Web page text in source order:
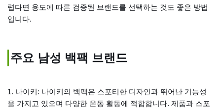
렵다면 용도에 따른 검증된 브랜드를 선택하는 것도 좋은 방법
입니다.
주요 남성 백팩 브랜드
1. 나이키: 나이키의 백팩은 스포티한 디자인과 뛰어난 기능성
을 가지고 있으며 다양한 운동 활동에 적합합니다. 제품과 스포